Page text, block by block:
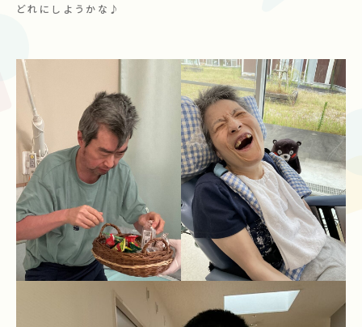
どれにしようかな♪